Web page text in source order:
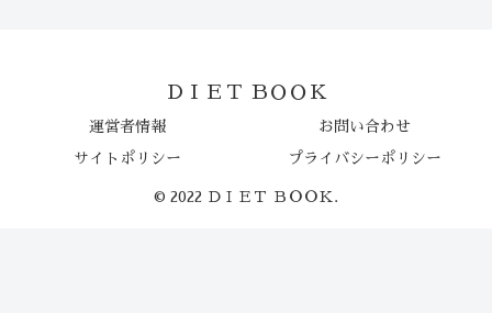
ＤＩＥＴ ＢＯＯＫ
運営者情報 お問い合わせ
サイトポリシー プライバシーポリシー
© 2022 ＤＩＥＴ ＢＯＯＫ.